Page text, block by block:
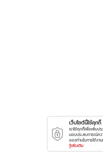
เว็บไซต์นี้ใช้คุกกี้
เราใช้คุกกี้เพื่อเพิ่มป
มอบประสบการณ์ค
ของท่านในการใช้งา
รู้เพิ่มเติม